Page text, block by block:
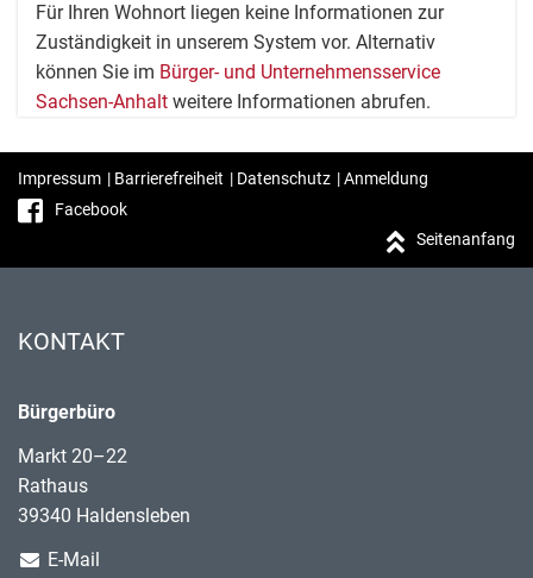
Für Ihren Wohnort liegen keine Informationen zur
Zuständigkeit in unserem System vor. Alternativ
können Sie im Bürger- und Unternehmensservice
Sachsen-Anhalt weitere Informationen abrufen.
Impressum | Barrierefreiheit | Datenschutz |Anmeldung
Facebook
Seitenanfang
KONTAKT
Bürgerbüro
Markt 20–22
Rathaus
39340 Haldensleben
E-Mail